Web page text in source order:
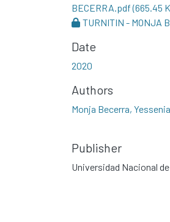
BECERRA.pdf(665.45
TURNITIN - MONJA
Date
2020
Authors
Monja Becerra,
Publisher
Universidad Nacional